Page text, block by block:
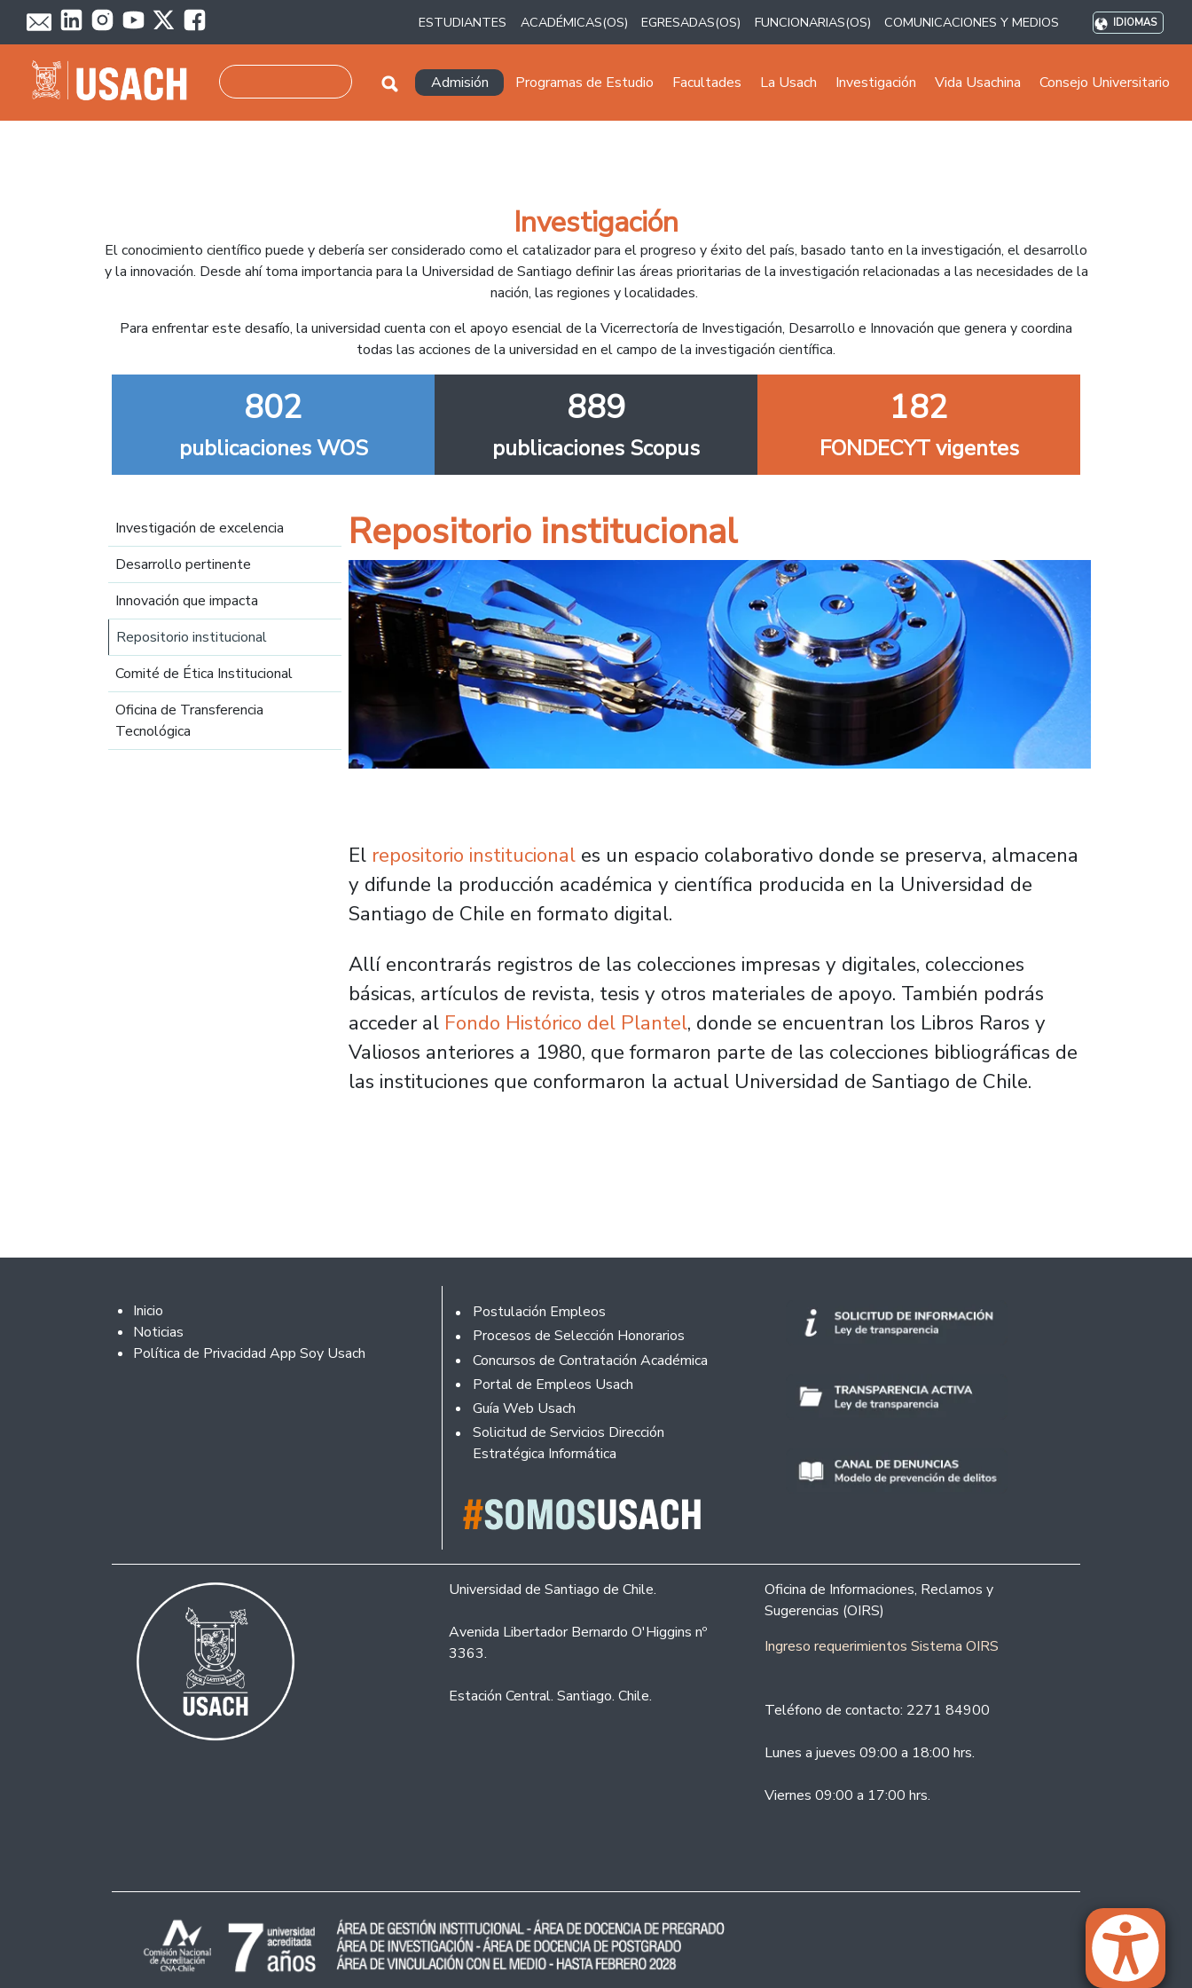
Pasar al contenido principal
ESTUDIANTES ACADÉMICAS(OS) EGRESADAS(OS) FUNCIONARIAS(OS) COMUNICACIONES Y MEDIOS IDIOMAS
Navegación principal
Admisión Programas de Estudio Facultades La Usach Investigación Vida Usachina Consejo Universitario
Investigación
El conocimiento científico puede y debería ser considerado como el catalizador para el progreso y éxito del país, basado tanto en la investigación, el desarrollo
y la innovación. Desde ahí toma importancia para la Universidad de Santiago definir las áreas prioritarias de la investigación relacionadas a las necesidades de la
nación, las regiones y localidades.
Para enfrentar este desafío, la universidad cuenta con el apoyo esencial de la Vicerrectoría de Investigación, Desarrollo e Innovación que genera y coordina
todas las acciones de la universidad en el campo de la investigación científica.
802
publicaciones WOS
889
publicaciones Scopus
182
FONDECYT vigentes
Navegación principal
Investigación de excelencia
Desarrollo pertinente
Innovación que impacta
Repositorio institucional
Comité de Ética Institucional
Oficina de Transferencia
Tecnológica
Repositorio institucional
El repositorio institucional es un espacio colaborativo donde se preserva, almacena
y difunde la producción académica y científica producida en la Universidad de
Santiago de Chile en formato digital.
Allí encontrarás registros de las colecciones impresas y digitales, colecciones
básicas, artículos de revista, tesis y otros materiales de apoyo. También podrás
acceder al Fondo Histórico del Plantel, donde se encuentran los Libros Raros y
Valiosos anteriores a 1980, que formaron parte de las colecciones bibliográficas de
las instituciones que conformaron la actual Universidad de Santiago de Chile.
Footer 2
Inicio
Noticias
Política de Privacidad App Soy Usach
Footer
Postulación Empleos
Procesos de Selección Honorarios
Concursos de Contratación Académica
Portal de Empleos Usach
Guía Web Usach
Solicitud de Servicios Dirección
Estratégica Informática
Universidad de Santiago de Chile.
Avenida Libertador Bernardo O'Higgins nº
3363.
Estación Central. Santiago. Chile.
Oficina de Informaciones, Reclamos y
Sugerencias (OIRS)
Ingreso requerimientos Sistema OIRS
Teléfono de contacto: 2271 84900
Lunes a jueves 09:00 a 18:00 hrs.
Viernes 09:00 a 17:00 hrs.